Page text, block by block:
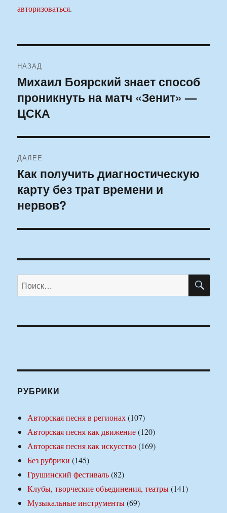
авторизоваться.
по
записям
НАЗАД
Предыдущая
запись:
Михаил Боярский знает способ
проникнуть на матч «Зенит» —
ЦСКА
ДАЛЕЕ
Следующая
запись:
Как получить диагностическую
карту без трат времени и
нервов?
Искать:
РУБРИКИ
Авторская песня в регионах(107)
Авторская песня как движение(120)
Авторская песня как искусство(169)
Без рубрики (145)
Грушинский фестиваль(82)
Клубы, творческие объединения, театры(141)
Музыкальные инструменты(69)